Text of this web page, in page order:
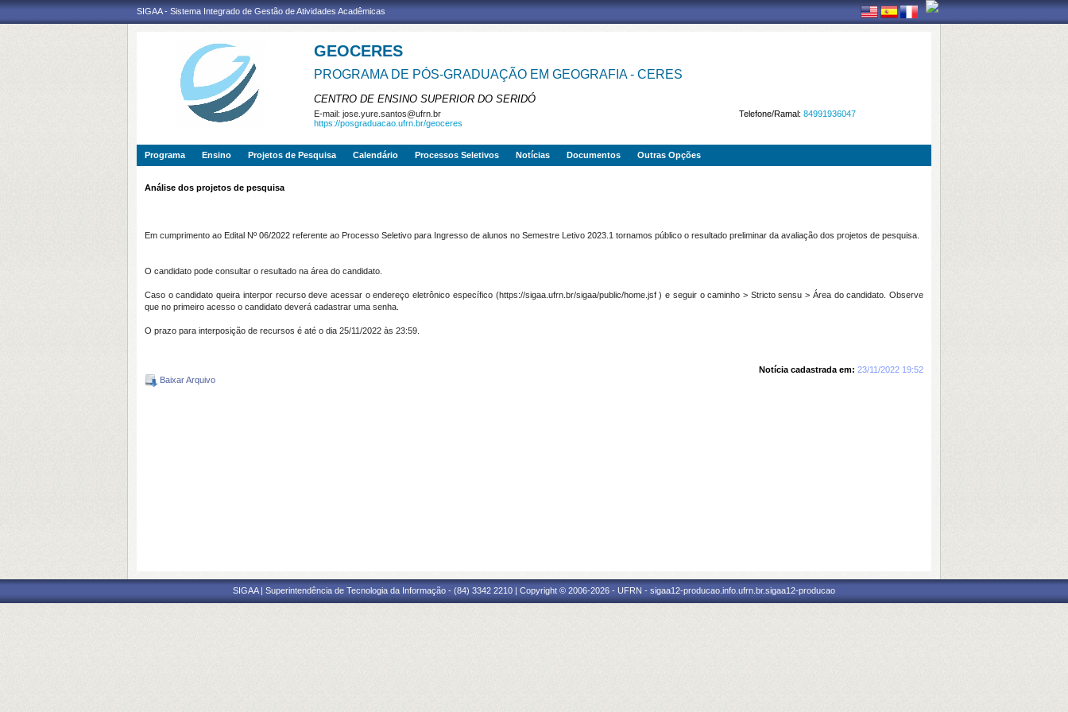
SIGAA - Sistema Integrado de Gestão de Atividades Acadêmicas
GEOCERES
PROGRAMA DE PÓS-GRADUAÇÃO EM GEOGRAFIA - CERES
CENTRO DE ENSINO SUPERIOR DO SERIDÓ
Telefone/Ramal: 84991936047
E-mail: jose.yure.santos@ufrn.br
https://posgraduacao.ufrn.br/geoceres
Programa Ensino Projetos de Pesquisa Calendário Processos Seletivos Notícias Documentos Outras Opções
Análise dos projetos de pesquisa
Em cumprimento ao Edital Nº 06/2022 referente ao Processo Seletivo para Ingresso de alunos no Semestre Letivo 2023.1 tornamos público o resultado preliminar da avaliação dos projetos de pesquisa.
O candidato pode consultar o resultado na área do candidato.
Caso o candidato queira interpor recurso deve acessar o endereço eletrônico específico (https://sigaa.ufrn.br/sigaa/public/home.jsf ) e seguir o caminho > Stricto sensu > Área do candidato. Observe
que no primeiro acesso o candidato deverá cadastrar uma senha.
O prazo para interposição de recursos é até o dia 25/11/2022 às 23:59.
Notícia cadastrada em: 23/11/2022 19:52
Baixar Arquivo
SIGAA | Superintendência de Tecnologia da Informação - (84) 3342 2210 | Copyright © 2006-2026 - UFRN - sigaa12-producao.info.ufrn.br.sigaa12-producao